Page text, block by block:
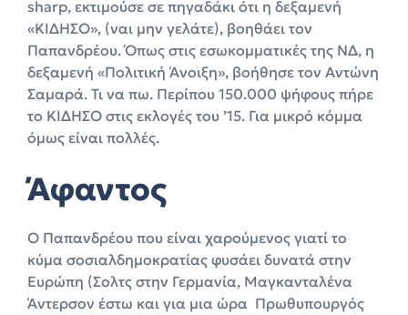
sharp, εκτιμούσε σε πηγαδάκι ότι η δεξαμενή
«ΚΙΔΗΣΟ», (ναι μην γελάτε), βοηθάει τον
Παπανδρέου. Όπως στις εσωκομματικές της ΝΔ, η
δεξαμενή «Πολιτική Άνοιξη», βοήθησε τον Αντώνη
Σαμαρά. Τι να πω. Περίπου 150.000 ψήφους πήρε
το ΚΙΔΗΣΟ στις εκλογές του ’15. Για μικρό κόμμα
όμως είναι πολλές.
Άφαντος
Ο Παπανδρέου που είναι χαρούμενος γιατί το
κύμα σοσιαλδημοκρατίας φυσάει δυνατά στην
Ευρώπη (Σολτς στην Γερμανία, Μαγκανταλένα
Άντερσον έστω και για μια ώρα Πρωθυπουργός